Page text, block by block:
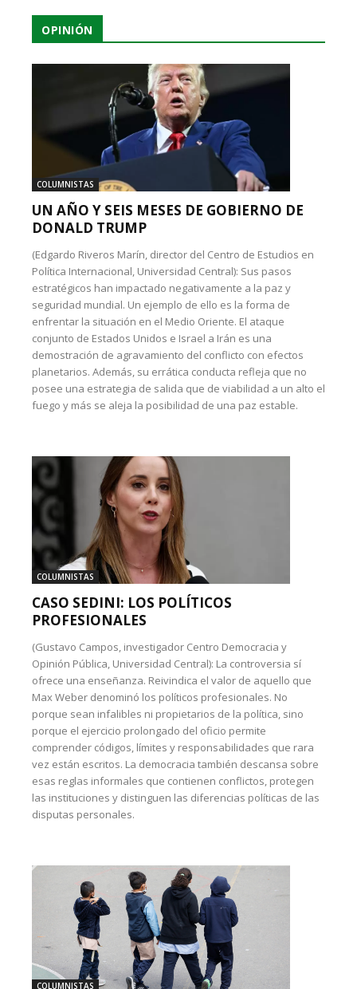
OPINIÓN
COLUMNISTAS
UN AÑO Y SEIS MESES DE GOBIERNO DE
DONALD TRUMP
(Edgardo Riveros Marín, director del Centro de Estudios en
Política Internacional, Universidad Central): Sus pasos
estratégicos han impactado negativamente a la paz y
seguridad mundial. Un ejemplo de ello es la forma de
enfrentar la situación en el Medio Oriente. El ataque
conjunto de Estados Unidos e Israel a Irán es una
demostración de agravamiento del conflicto con efectos
planetarios. Además, su errática conducta refleja que no
posee una estrategia de salida que de viabilidad a un alto el
fuego y más se aleja la posibilidad de una paz estable.
COLUMNISTAS
CASO SEDINI: LOS POLÍTICOS
PROFESIONALES
(Gustavo Campos, investigador Centro Democracia y
Opinión Pública, Universidad Central): La controversia sí
ofrece una enseñanza. Reivindica el valor de aquello que
Max Weber denominó los políticos profesionales. No
porque sean infalibles ni propietarios de la política, sino
porque el ejercicio prolongado del oficio permite
comprender códigos, límites y responsabilidades que rara
vez están escritos. La democracia también descansa sobre
esas reglas informales que contienen conflictos, protegen
las instituciones y distinguen las diferencias políticas de las
disputas personales.
COLUMNISTAS